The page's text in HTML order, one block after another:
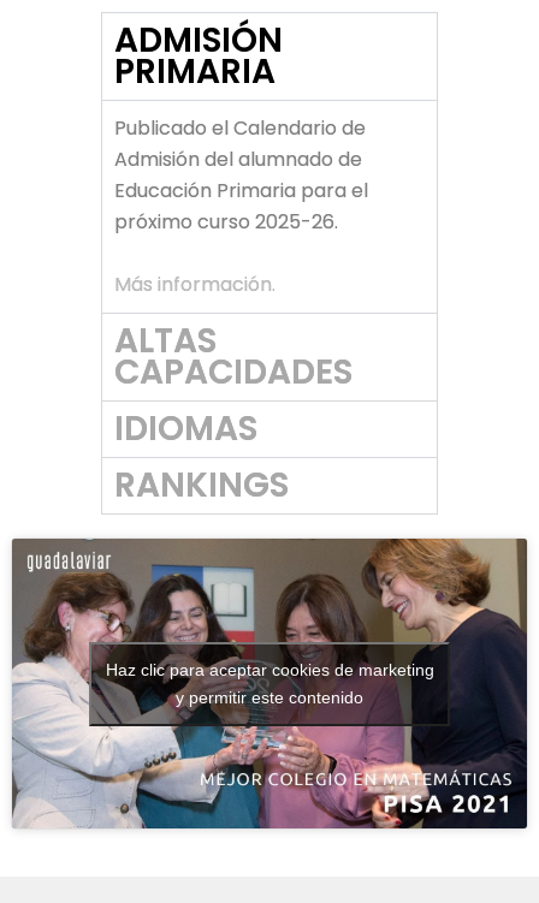
ADMISIÓN
PRIMARIA
Publicado el Calendario de
Admisión del alumnado de
Educación Primaria para el
próximo curso 2025-26.
Más información.
ALTAS
CAPACIDADES
IDIOMAS
RANKINGS
Haz clic para aceptar cookies de marketing
y permitir este contenido